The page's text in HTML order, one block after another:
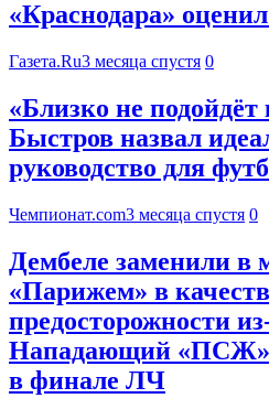
«Краснодара»
Газета.Ru3 месяца спустя 0
«Близко не
Быстров назвал
руководство для
Чемпионат.com3 месяца спустя 0
Дембеле заменили в
«Парижем» в
предосторожности
Нападающий «ПСЖ»
в финале ЛЧ